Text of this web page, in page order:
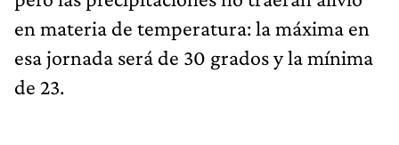
en materia de temperatura: la máxima en
esa jornada será de 30 grados y la mínima
de 23.